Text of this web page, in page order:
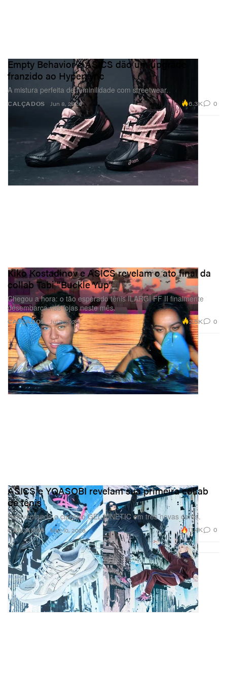
CALÇADOS
Empty Behavior e ASICS dão um upgrade
franzido ao Hypersync
A mistura perfeita de feminilidade com streetwear.
Jun 8, 2026 6.3K 0
CALÇADOS
Kiko Kostadinov e ASICS revelam o ato final da
collab Tabi “Buckle Yup”
Chegou a hora: o tão esperado tênis ILARGI FF II finalmente
desembarca nas lojas neste mês.
Jul 7, 2026 2.5K 0
CALÇADOS
ASICS e YOASOBI revelam sua primeira collab
de tênis
Reinventando o clássico GEL-KINETIC em três novas cores.
Mar 10, 2026 11.4K 0